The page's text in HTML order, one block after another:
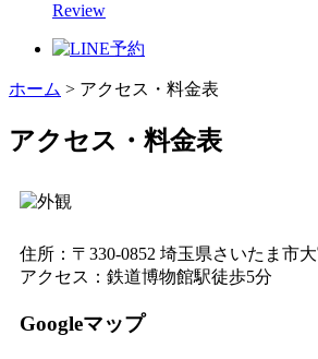
Review
ホーム > アクセス・料金表
アクセス・料金表
住所：〒330-0852 埼玉県さいたま市
アクセス：鉄道博物館駅徒歩5分
Googleマップ